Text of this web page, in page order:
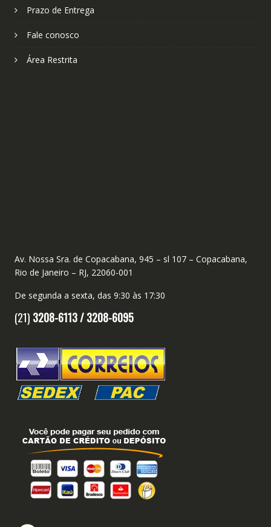
Prazo de Entrega
Fale conosco
Área Restrita
Av. Nossa Sra. de Copacabana, 945 – sl 107 – Copacabana,
Rio de Janeiro – RJ, 22060-001
De segunda a sexta, das 9:30 às 17:30
(21) 3208-6113 /3208-6095